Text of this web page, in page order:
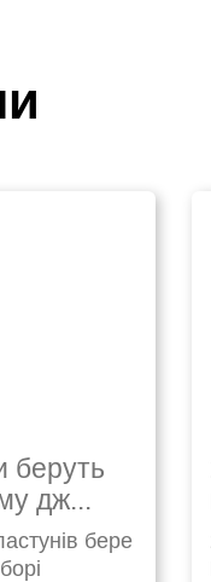
беруть
дж...
бере